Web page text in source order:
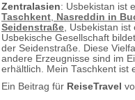
Zentralasien: Usbekistan ist
Taschkent
Nasreddin in
Seidenstraße , Usbekistan
Usbekische Gesellschaft
der Seidenstraße. Diese
andere Erzeugnisse sind im
erhältlich. Mein Taschkent ist
Ein Beitrag für ReiseTravel